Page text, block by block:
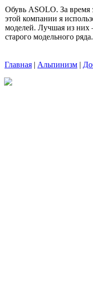
Обувь ASOLO. За время
этой компании я
моделей. Лучшая из них
старого модельного
Главная | Альпинизм |